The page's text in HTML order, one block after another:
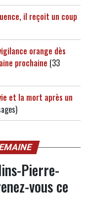
il reçoit un coup
orange dès
prochaine (33
et la mort après un
Pierre-
vous ce